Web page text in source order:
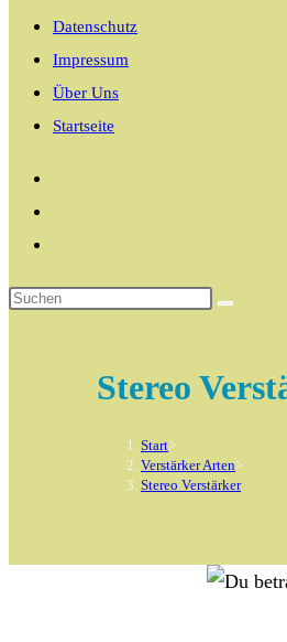
umschalten
Datenschutz
Impressum
Über Uns
Startseite
Stereo
Start>
Verstärker Arten>
Stereo Verstärker